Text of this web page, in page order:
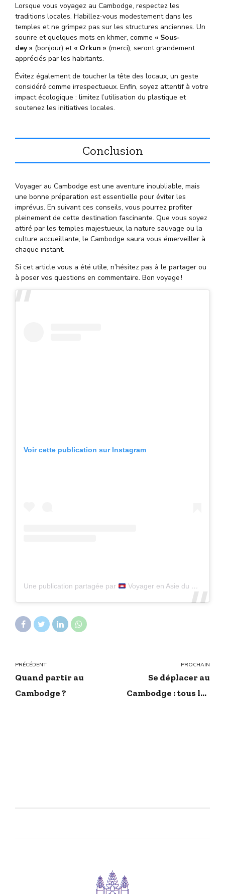
Lorsque vous voyagez au Cambodge, respectez les
traditions locales. Habillez-vous modestement dans les
temples et ne grimpez pas sur les structures anciennes. Un
sourire et quelques mots en khmer, comme « Sous-
dey » (bonjour) et « Orkun » (merci), seront grandement
appréciés par les habitants.
Évitez également de toucher la tête des locaux, un geste
considéré comme irrespectueux. Enfin, soyez attentif à votre
impact écologique : limitez l’utilisation du plastique et
soutenez les initiatives locales.
Conclusion
Voyager au Cambodge est une aventure inoubliable, mais
une bonne préparation est essentielle pour éviter les
imprévus. En suivant ces conseils, vous pourrez profiter
pleinement de cette destination fascinante. Que vous soyez
attiré par les temples majestueux, la nature sauvage ou la
culture accueillante, le Cambodge saura vous émerveiller à
chaque instant.
Si cet article vous a été utile, n’hésitez pas à le partager ou
à poser vos questions en commentaire. Bon voyage !
Voir cette publication sur Instagram
Une publication partagée par Voyager en Asie du Sud-Est (@destination_cambodge)
PRÉCÉDENT
Quand partir au
Cambodge ?
PROCHAIN
Se déplacer au
Cambodge : tous les